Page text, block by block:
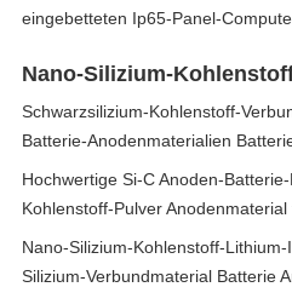
eingebetteten Ip65-Panel-
Nano-Silizium-
Schwarzsilizium-Kohlenstoff-
Batterie-Anodenmaterialien
Hochwertige Si-C Anoden-
Kohlenstoff-Pulver
Nano-Silizium-Kohlenstoff-
Silizium-Verbundmaterial Batterie